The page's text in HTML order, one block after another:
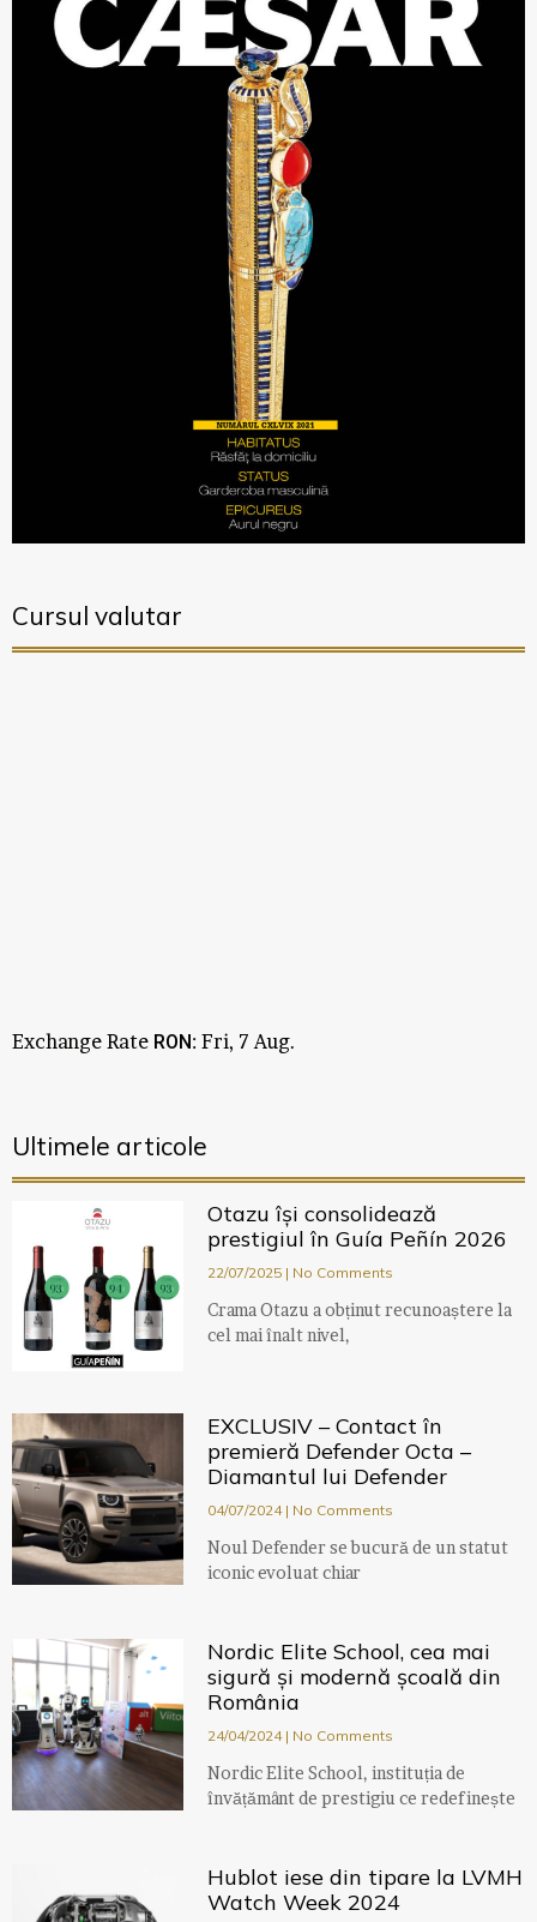
Cursul valutar
Exchange Rate RON: Fri, 7 Aug.
Ultimele articole
Otazu își consolidează
prestigiul în Guía Peñín 2026
22/07/2025 No Comments
Crama Otazu a obținut recunoaștere la
cel mai înalt nivel,
EXCLUSIV – Contact în
premieră Defender Octa –
Diamantul lui Defender
04/07/2024 No Comments
Noul Defender se bucură de un statut
iconic evoluat chiar
Nordic Elite School, cea mai
sigură și modernă școală din
România
24/04/2024 No Comments
Nordic Elite School, instituția de
învățământ de prestigiu ce redefinește
Hublot iese din tipare la LVMH
Watch Week 2024